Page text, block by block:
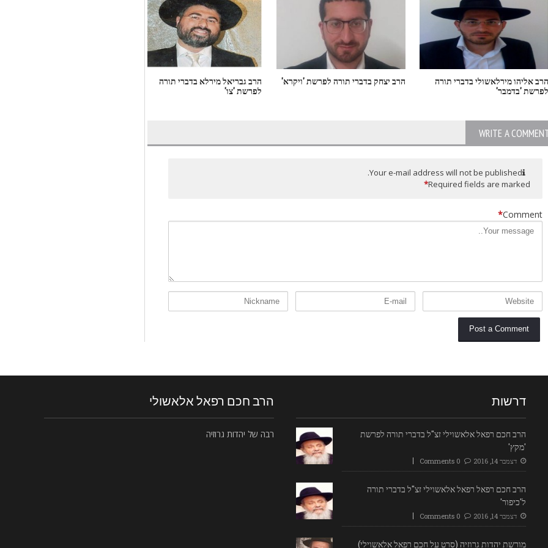
הרב אליהו מירלאשולי בדברי תורה
לפרשת 'בדמבר'
הרב יצחק בדברי תורה לפרשת 'ויקרא'
הרב גבריאל מירלא בדברי תורה
לפרשת 'צו'
WRITE A
Your e-mail address will not be published.
Required fields are marked
*
Comment
*
הרב חכם רפאל אלאשולי
רבה של יהדות גרוזיה
דרשות
הרב חכם רפאל אלאשוילי זצ"ל בדברי תורה לפרשת
'מקץ'
דצמבר 14, 2016
הרב חכם רפאל רפאל אלאשוילי זצ"ל בדברי תורה
ל'כיפור'
דצמבר 14, 2016
מורשת יהדות גרוזיה (סרט על חכם רפאל אלאשוילי)